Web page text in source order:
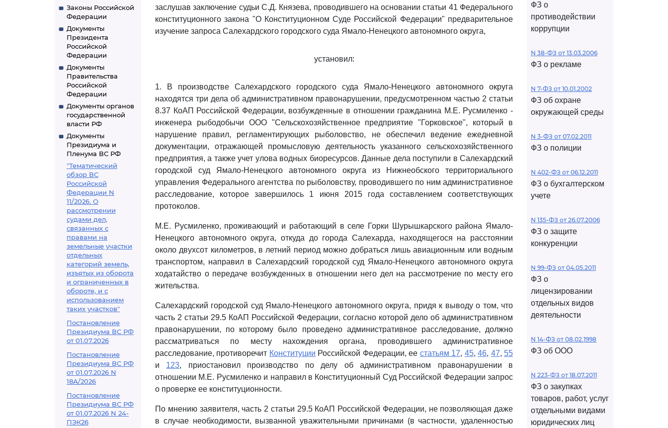
Законы Российской
Федерации
Документы
Президента
Российской
Федерации
Документы
Правительства
Российской
Федерации
Документы органов
государственной
власти РФ
Документы
Президиума и
Пленума ВС РФ
"Тематический
обзор ВС
Российской
Федерации N
11/2026. О
рассмотрении
судами дел,
связанных с
правами на
земельные участки
отдельных
категорий земель,
изъятых из оборота
и ограниченных в
обороте, и с
использованием
таких участков"
Постановление
Президиума ВС РФ
от 01.07.2026
Постановление
Президиума ВС РФ
от 01.07.2026 N
18А/2026
Постановление
Президиума ВС РФ
от 01.07.2026 N 24-
ПЭК26
заслушав заключение судьи С.Д. Князева, проводившего на основании статьи 41 Федерального
конституционного закона "О Конституционном Суде Российской Федерации" предварительное
изучение запроса Салехардского городского суда Ямало-Ненецкого автономного округа,
установил:
1. В производстве Салехардского городского суда Ямало-Ненецкого автономного округа
находятся три дела об административном правонарушении, предусмотренном частью 2 статьи
8.37 КоАП Российской Федерации, возбужденные в отношении гражданина М.Е. Русмиленко -
инженера рыбодобычи ООО "Сельскохозяйственное предприятие "Горковское", который в
нарушение правил, регламентирующих рыболовство, не обеспечил ведение ежедневной
документации, отражающей промысловую деятельность указанного сельскохозяйственного
предприятия, а также учет улова водных биоресурсов. Данные дела поступили в Салехардский
городской суд Ямало-Ненецкого автономного округа из Нижнеобского территориального
управления Федерального агентства по рыболовству, проводившего по ним административное
расследование, которое завершилось 1 июня 2015 года составлением соответствующих
протоколов.
М.Е. Русмиленко, проживающий и работающий в селе Горки Шурышкарского района Ямало-
Ненецкого автономного округа, откуда до города Салехарда, находящегося на расстоянии
около двухсот километров, в летний период можно добраться лишь авиационным или водным
транспортом, направил в Салехардский городской суд Ямало-Ненецкого автономного округа
ходатайство о передаче возбужденных в отношении него дел на рассмотрение по месту его
жительства.
Салехардский городской суд Ямало-Ненецкого автономного округа, придя к выводу о том, что
часть 2 статьи 29.5 КоАП Российской Федерации, согласно которой дело об административном
правонарушении, по которому было проведено административное расследование, должно
рассматриваться по месту нахождения органа, проводившего административное
расследование, противоречит Конституции Российской Федерации, ее статьям 17, 45,46, 47, 55
и 123, приостановил производство по делу об административном правонарушении в
отношении М.Е. Русмиленко и направил в Конституционный Суд Российской Федерации запрос
о проверке ее конституционности.
По мнению заявителя, часть 2 статьи 29.5 КоАП Российской Федерации, не позволяющая даже
в случае необходимости, вызванной уважительными причинами (в частности, удаленностью
ФЗ о
противодействии
коррупции
N 38-ФЗ от 13.03.2006
ФЗ о рекламе
N 7-ФЗ от 10.01.2002
ФЗ об охране
окружающей среды
N 3-ФЗ от 07.02.2011
ФЗ о полиции
N 402-ФЗ от 06.12.2011
ФЗ о бухгалтерском
учете
N 135-ФЗ от 26.07.2006
ФЗ о защите
конкуренции
N 99-ФЗ от 04.05.2011
ФЗ о
лицензировании
отдельных видов
деятельности
N 14-ФЗ от 08.02.1998
ФЗ об ООО
N 223-ФЗ от 18.07.2011
ФЗ о закупках
товаров, работ, услуг
отдельными видами
юридических лиц